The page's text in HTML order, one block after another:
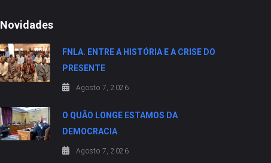
Novidades
FNLA. ENTRE A HISTÓRIA E A CRISE DO
PRESENTE
Agosto 7, 2026
O QUÃO LONGE ESTAMOS DA
DEMOCRACIA
Agosto 7, 2026